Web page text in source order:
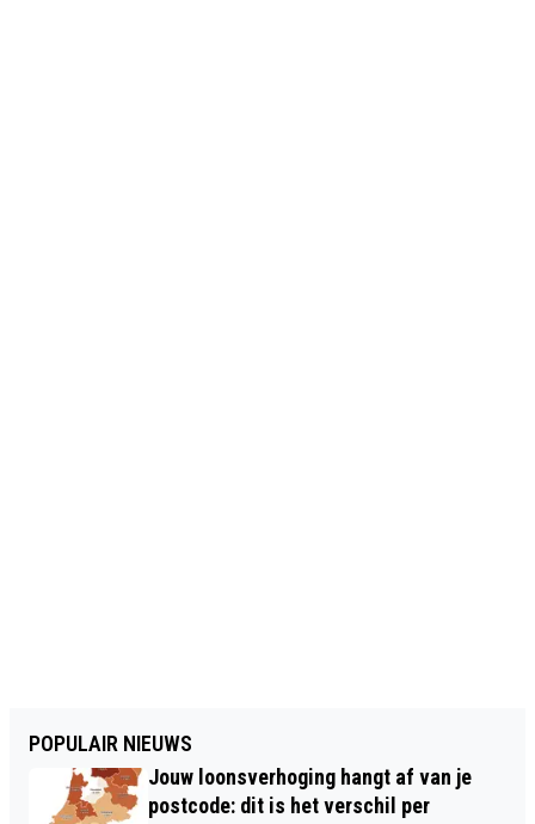
POPULAIR NIEUWS
Jouw loonsverhoging hangt af van je
postcode: dit is het verschil per